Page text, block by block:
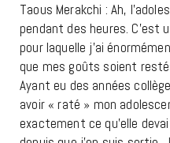
Taous Merakchi : Ah,
pendant des heures. C’est
pour laquelle j’ai
que mes goûts soient
Ayant eu des années
avoir « raté » mon
exactement ce qu’elle